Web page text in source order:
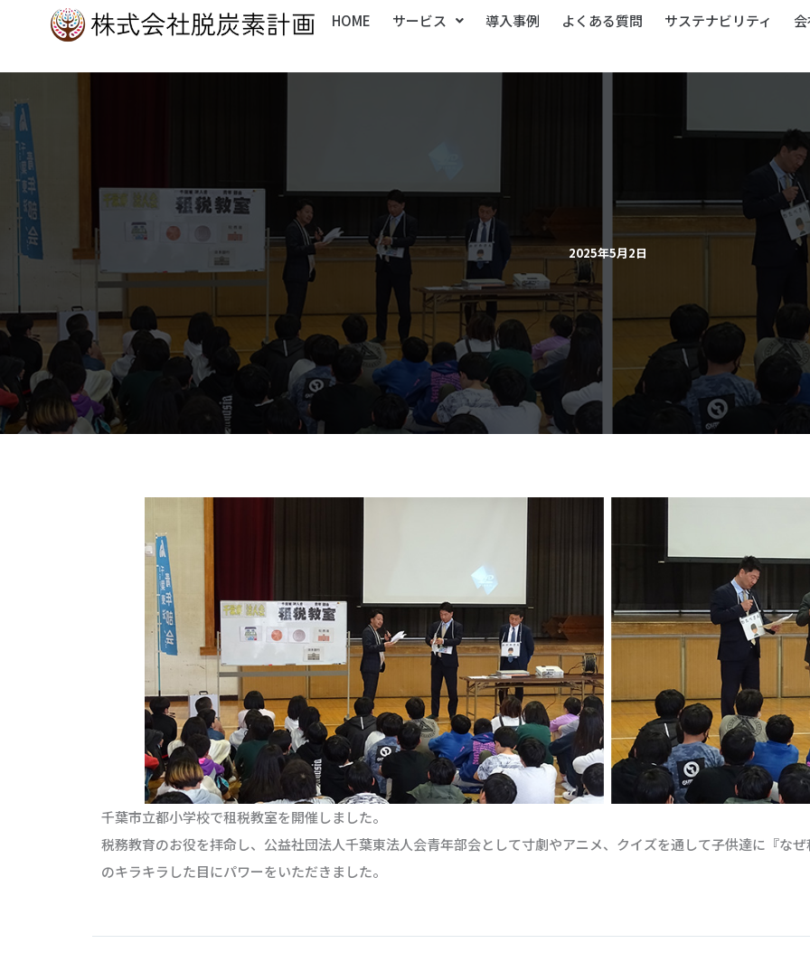
キ
HOME サービス 導入事例 よくある質問 サステナビリティ
2025年5月2日
千葉市立都小学校で租税教室を開催しました。
税務教育のお役を拝命し、公益社団法人千葉東法人会青年部会として寸劇やアニメ、クイズを通して子供達に『な
のキラキラした目にパワーをいただきました。